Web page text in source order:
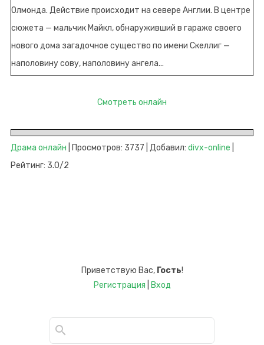
Олмонда. Действие происходит на севере Англии. В центре
сюжета — мальчик Майкл, обнаруживший в гараже своего
нового дома загадочное существо по имени Скеллиг —
наполовину сову, наполовину ангела...
Смотреть онлайн
Драма онлайн | Просмотров: 3737 | Добавил: divx-online
Рейтинг: 3.0/2
Приветствую Вас, Гость!
Регистрация
Вход